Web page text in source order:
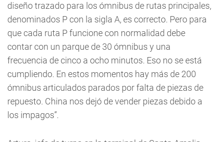
diseño trazado para los ómnibus de rutas principales,
denominados P con la sigla A, es correcto. Pero para
que cada ruta P funcione con normalidad debe
contar con un parque de 30 ómnibus y una
frecuencia de cinco a ocho minutos. Eso no se está
cumpliendo. En estos momentos hay más de 200
ómnibus articulados parados por falta de piezas de
repuesto. China nos dejó de vender piezas debido a
los impagos”.